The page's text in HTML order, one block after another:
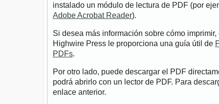
instalado un módulo de lectura de PDF (por
Adobe Acrobat Reader).
Si desea más información sobre cómo
Highwire Press le proporciona una guía útil de
PDFs.
Por otro lado, puede descargar el PDF
podrá abrirlo con un lector de PDF. Para
enlace anterior.